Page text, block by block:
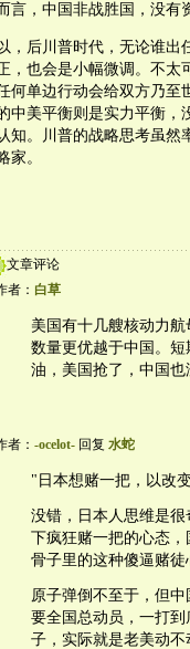
言，中国非战胜国，没有
，后川普时代，无论谁出
，也会是小幅微调。不太
何单边行动会给双方乃至
中美平衡则是实力平衡，
知。川普的战略思考虽然
家。
文章评论
者： 白草
美国有十几艘核动力
数量更优越于中国。
油，美国抢了，中国也
者： -ocelot-回复 水蛇
"日本想赌一把，以改
没错，日本人思维是
下疯狂赌一把的心态
骨子里的这种傻逼赌徒
原子弹倒不至于，但
要全国总动员，一打
子，实际就是老美动不